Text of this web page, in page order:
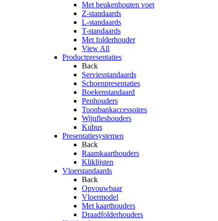
Met beukenhouten voet
Z-standaards
L-standaards
T-standaards
Met folderhouder
View All
Productpresentaties
Back
Serviesstandaards
Schoenpresentaties
Boekenstandaard
Penhouders
Toonbankaccessoires
Wijnfleshouders
Kubus
Presentatiesystemen
Back
Raamkaarthouders
Kliklijsten
Vloerstandaards
Back
Opvouwbaar
Vloermodel
Met kaarthouders
Draadfolderhouders